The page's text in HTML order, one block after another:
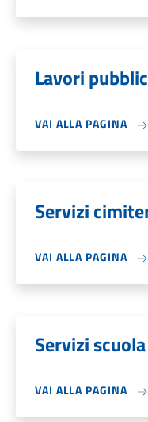
Lavori
VAI ALLA PAGINA
Servizi
VAI ALLA PAGINA
Servizi
VAI ALLA PAGINA